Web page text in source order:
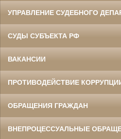
УПРАВЛЕНИЕ СУДЕБНОГО
СУДЫ СУБЪЕКТА РФ
ВАКАНСИИ
ПРОТИВОДЕЙСТВИЕ
ОБРАЩЕНИЯ ГРАЖДАН
ВНЕПРОЦЕССУАЛЬНЫЕ